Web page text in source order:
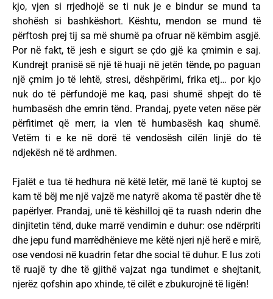
kjo, vjen si rrjedhojë se ti nuk je e bindur se mund ta
shohësh si bashkëshort. Kështu, mendon se mund të
përftosh prej tij sa më shumë pa ofruar në këmbim asgjë.
Por në fakt, të jesh e sigurt se çdo gjë ka çmimin e saj.
Kundrejt pranisë së një të huaji në jetën tënde, po paguan
një çmim jo të lehtë, stresi, dëshpërimi, frika etj… por kjo
nuk do të përfundojë me kaq, pasi shumë shpejt do të
humbasësh dhe emrin tënd. Prandaj, pyete veten nëse për
përfitimet që merr, ia vlen të humbasësh kaq shumë.
Vetëm ti e ke në dorë të vendosësh cilën linjë do të
ndjekësh në të ardhmen.
Fjalët e tua të hedhura në këtë letër, më lanë të kuptoj se
kam të bëj me një vajzë me natyrë akoma të pastër dhe të
papërlyer. Prandaj, unë të këshilloj që ta ruash nderin dhe
dinjitetin tënd, duke marrë vendimin e duhur: ose ndërpriti
dhe jepu fund marrëdhënieve me këtë njeri një herë e mirë,
ose vendosi në kuadrin fetar dhe social të duhur. E lus zoti
të ruajë ty dhe të gjithë vajzat nga tundimet e shejtanit,
njerëz qofshin apo xhinde, të cilët e zbukurojnë të ligën!